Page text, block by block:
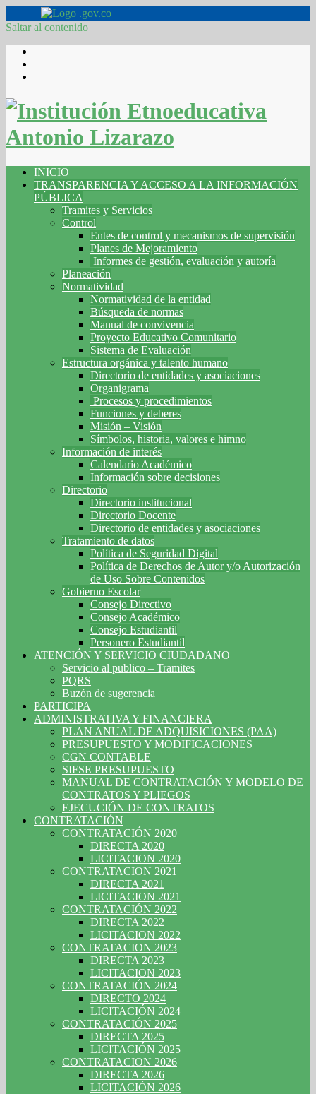
Saltar al contenido
INICIO
TRANSPARENCIA Y ACCESO A LA INFORMACIÓN
PÚBLICA
Tramites y Servicios
Control
Entes de control y mecanismos de supervisión
Planes de Mejoramiento
Informes de gestión, evaluación y autoría
Planeación
Normatividad
Normatividad de la entidad
Búsqueda de normas
Manual de convivencia
Proyecto Educativo Comunitario
Sistema de Evaluación
Estructura orgánica y talento humano
Directorio de entidades y asociaciones
Organigrama
Procesos y procedimientos
Funciones y deberes
Misión – Visión
Símbolos, historia, valores e himno
Información de interés
Calendario Académico
Información sobre decisiones
Directorio
Directorio institucional
Directorio Docente
Directorio de entidades y asociaciones
Tratamiento de datos
Política de Seguridad Digital
Política de Derechos de Autor y/o Autorización
de Uso Sobre Contenidos
Gobierno Escolar
Consejo Directivo
Consejo Académico
Consejo Estudiantil
Personero Estudiantil
ATENCIÓN Y SERVICIO CIUDADANO
Servicio al publico – Tramites
PQRS
Buzón de sugerencia
PARTICIPA
ADMINISTRATIVA Y FINANCIERA
PLAN ANUAL DE ADQUISICIONES (PAA)
PRESUPUESTO Y MODIFICACIONES
CGN CONTABLE
SIFSE PRESUPUESTO
MANUAL DE CONTRATACIÓN Y MODELO DE
CONTRATOS Y PLIEGOS
EJECUCIÓN DE CONTRATOS
CONTRATACIÓN
CONTRATACIÓN 2020
DIRECTA 2020
LICITACION 2020
CONTRATACION 2021
DIRECTA 2021
LICITACION 2021
CONTRATACIÓN 2022
DIRECTA 2022
LICITACION 2022
CONTRATACION 2023
DIRECTA 2023
LICITACION 2023
CONTRATACIÓN 2024
DIRECTO 2024
LICITACIÓN 2024
CONTRATACIÓN 2025
DIRECTA 2025
LICITACIÓN 2025
CONTRATACION 2026
DIRECTA 2026
LICITACIÓN 2026